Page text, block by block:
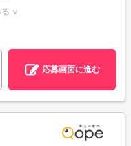
る ∨
応募画面に進む